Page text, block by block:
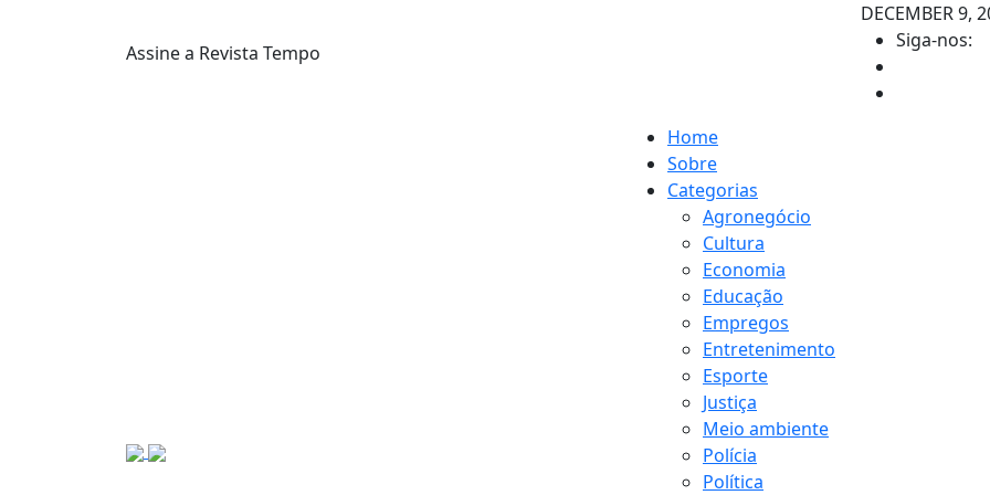
Assine a Revista Tempo
DECEMBER 9,
Siga-nos:
Home
Sobre
Categorias
Agronegócio
Cultura
Economia
Educação
Empregos
Entretenimento
Esporte
Justiça
Meio ambiente
Polícia
Política